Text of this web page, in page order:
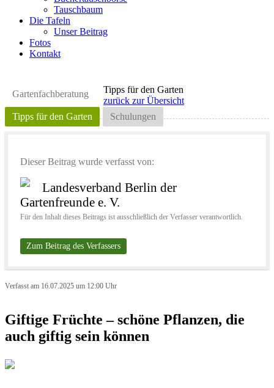
Tauschbaum
Die Tafeln
Unser Beitrag
Fotos
Kontakt
Gartenfachberatung
Tipps für den Garten Schulungen
Tipps für den Garten
zurück zur Übersicht
Dieser Beitrag wurde verfasst von:
Landesverband Berlin der
Gartenfreunde e. V.
Für den Inhalt dieses Beitrags ist ausschließlich der Verfasser verantwortlich.
Zum Beitrag des Verfassers
Verfasst am 16.07.2025 um 12:00 Uhr
Giftige Früchte – schöne Pflanzen, die
auch giftig sein können